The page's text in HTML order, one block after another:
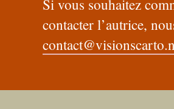
Si vous souhaitez
contacter l’autrice,